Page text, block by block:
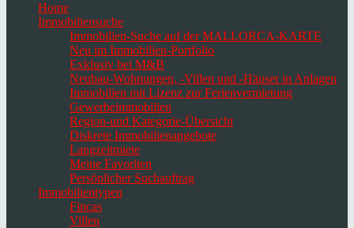
Home
Immobiliensuche
Immobilien-Suche auf der MALLORCA-KARTE
Neu im Immobilien-Portfolio
Exklusiv bei M&B
Neubau-Wohnungen, -Villen und -Häuser in Anlagen
Immobilien mit Lizenz zur Ferienvermietung
Gewerbeimmobilien
Region-und Kategorie-Übersicht
Diskrete Immobilienangebote
Langzeitmiete
Meine Favoriten
Persönlicher Suchauftrag
Immobilientypen
Fincas
Villen